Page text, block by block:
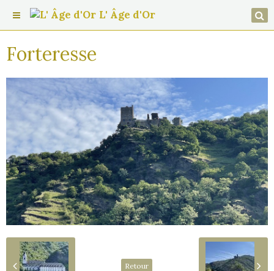
L' Âge d'Or
Forteresse
Retour